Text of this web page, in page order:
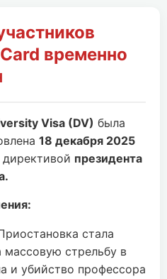
временно
Visa (DV) была
18 декабря 2025
директивой президента
стала
стрельбу в
и убийство профессора